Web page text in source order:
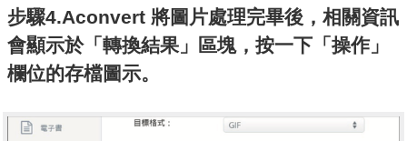
步驟4.Aconvert 將圖片處理完畢後，相關資訊
會顯示於「轉換結果」區塊，按一下「操作」
欄位的存檔圖示。